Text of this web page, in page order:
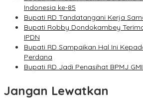
Indonesia ke-85
Bupati RD Tandatangani Kerja
Bupati Robby Dondokambey
IPDN
Bupati RD Sampaikan Hal Ini
Perdana
Bupati RD Jadi Penasihat BPMJ
Jangan Lewatkan